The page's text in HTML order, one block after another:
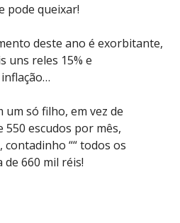
pode queixar!
deste ano é exorbitante,
uns reles 15% e
um só filho, em vez de
550 escudos por mês,
contadinho ““ todos os
de 660 mil réis!